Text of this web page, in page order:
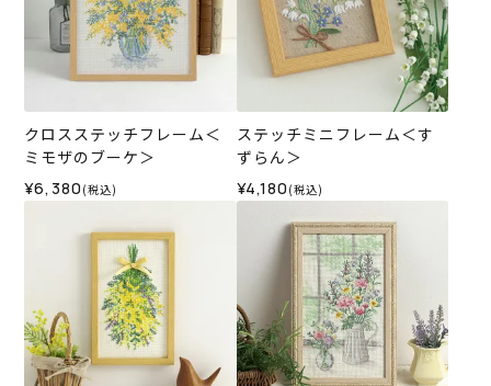
クロスステッチフレーム＜
ミモザのブーケ＞
¥6,380 (税込)
ステッチミニフレーム＜す
ずらん＞
¥4,180 (税込)